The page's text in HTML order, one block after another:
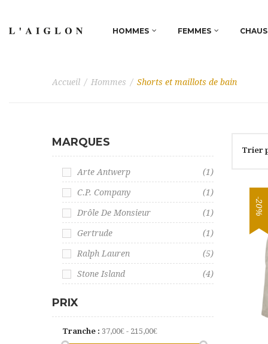
HOMMES FEMMES
Accueil / Hommes / Shorts et maillots de bain
MARQUES
Arte Antwerp (1)
C.P. Company (1)
Drôle De Monsieur (1)
Gertrude (1)
Ralph Lauren (5)
Stone Island (4)
PRIX
Tranche : 37,00€ - 215,00€
Trier
-20%